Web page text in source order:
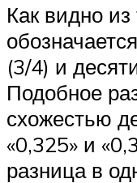
Как видно
(3/4) и
Подобное
схожестью
«0,325» и
разница в